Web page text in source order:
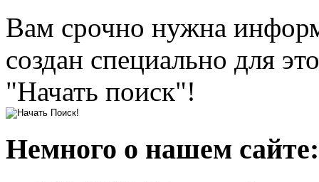
Вам срочно нужна
создан специально для
"Начать поиск"!
Немного о нашем сайте: